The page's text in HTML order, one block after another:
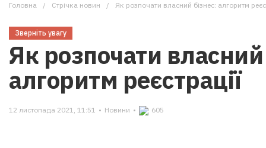
Головна Стрічка новин Як розпочати власний бізнес: алгоритм
Зверніть увагу
Як розпочати власний
алгоритм реєстрації
12 листопада 2021, 11:51 • Новини • 605